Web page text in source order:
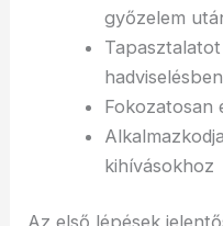
győzelem
hadviselésben
Fokozatosan
kihívásokhoz